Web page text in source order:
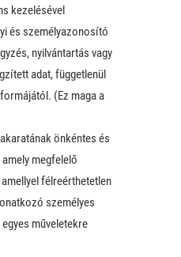
kezelésével
és személyazonosító
nyilvántartás vagy
adat, függetlenül
(Ez maga a
önkéntes és
megfelelő
félreérthetetlen
személyes
műveletekre